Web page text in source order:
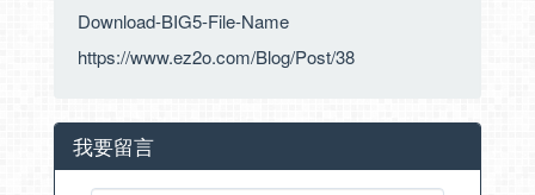
Download-BIG5-File-Name
https://www.ez2o.com/Blog/Post/38
我要留言